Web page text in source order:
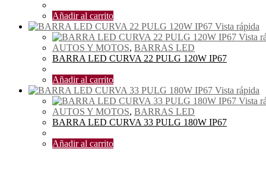
Añadir al carrito
Vista rápida
Vista
AUTOS Y MOTOS, BARRAS LED
BARRA LED CURVA 22 PULG 120W IP67
Añadir al carrito
Vista rápida
Vista
AUTOS Y MOTOS, BARRAS LED
BARRA LED CURVA 33 PULG 180W IP67
Añadir al carrito